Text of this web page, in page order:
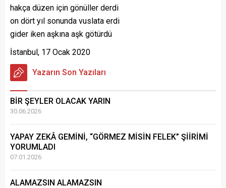
hakça düzen için gönüller derdi
on dört yıl sonunda vuslata erdi
gider iken aşkına aşk götürdü
İstanbul, 17 Ocak 2020
Yazarın Son Yazıları
BİR ŞEYLER OLACAK YARIN
30.06.2026
YAPAY ZEKÂ GEMİNİ, “GÖRMEZ MİSİN FELEK” ŞİİRİMİ
YORUMLADI
07.01.2026
ALAMAZSIN ALAMAZSIN